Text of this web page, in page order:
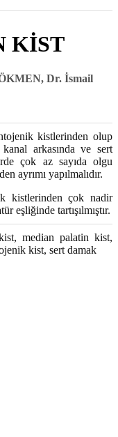
KİST
Dr. İsmail
kistlerinden olup
arkasında ve sert
çok az sayıda olgu
ayrımı yapılmalıdır.
kistlerinden çok nadir
eşliğinde tartışılmıştır.
median palatin kist,
kist, sert damak